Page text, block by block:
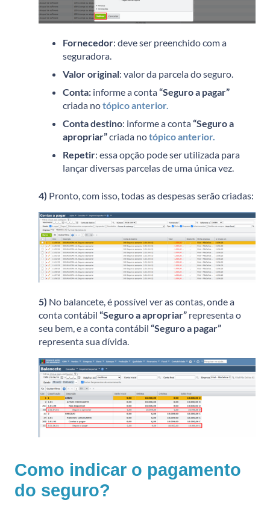
Fornecedor: deve ser preenchido com a
seguradora.
Valor original: valor da parcela do seguro.
Conta: informe a conta“Seguro a pagar”
criada notópico anterior.
Conta destino: informe a conta“Seguro a
apropriar”criada notópico anterior.
Repetir: essa opção pode ser utilizada para
lançar diversas parcelas de uma única vez.
4) Pronto, com isso, todas as despesas serão criadas:
5) No balancete, é possível ver as contas, onde a
conta contábil “Seguro a apropriar” representa o
seu bem, e a conta contábil “Seguro a pagar”
representa sua dívida.
Como indicar o pagamento
do seguro?